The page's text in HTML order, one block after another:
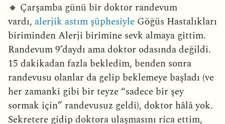
🔸 Çarşamba günü bir doktor randevum
vardı, alerjik astım şüphesiyle Göğüs Hastalıkları
biriminden Alerji birimine sevk almaya gittim.
Randevum 9’daydı ama doktor odasında değildi.
15 dakikadan fazla bekledim, benden sonra
randevusu olanlar da gelip beklemeye başladı (ve
her zamanki gibi bir teyze “sadece bir şey
sormak için” randevusuz geldi), doktor hâlâ yok.
Sekretere gidip doktora ulaşmasını rica ettim,